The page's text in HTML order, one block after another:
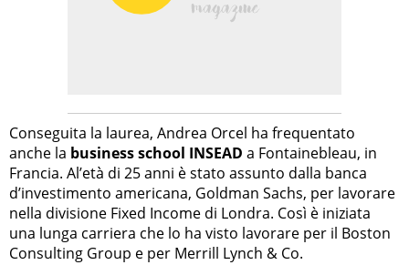
Conseguita la laurea, Andrea Orcel ha frequentato
anche la business school INSEAD a Fontainebleau, in
Francia. Al’età di 25 anni è stato assunto dalla banca
d’investimento americana, Goldman Sachs, per lavorare
nella divisione Fixed Income di Londra. Così è iniziata
una lunga carriera che lo ha visto lavorare per il Boston
Consulting Group e per Merrill Lynch & Co.